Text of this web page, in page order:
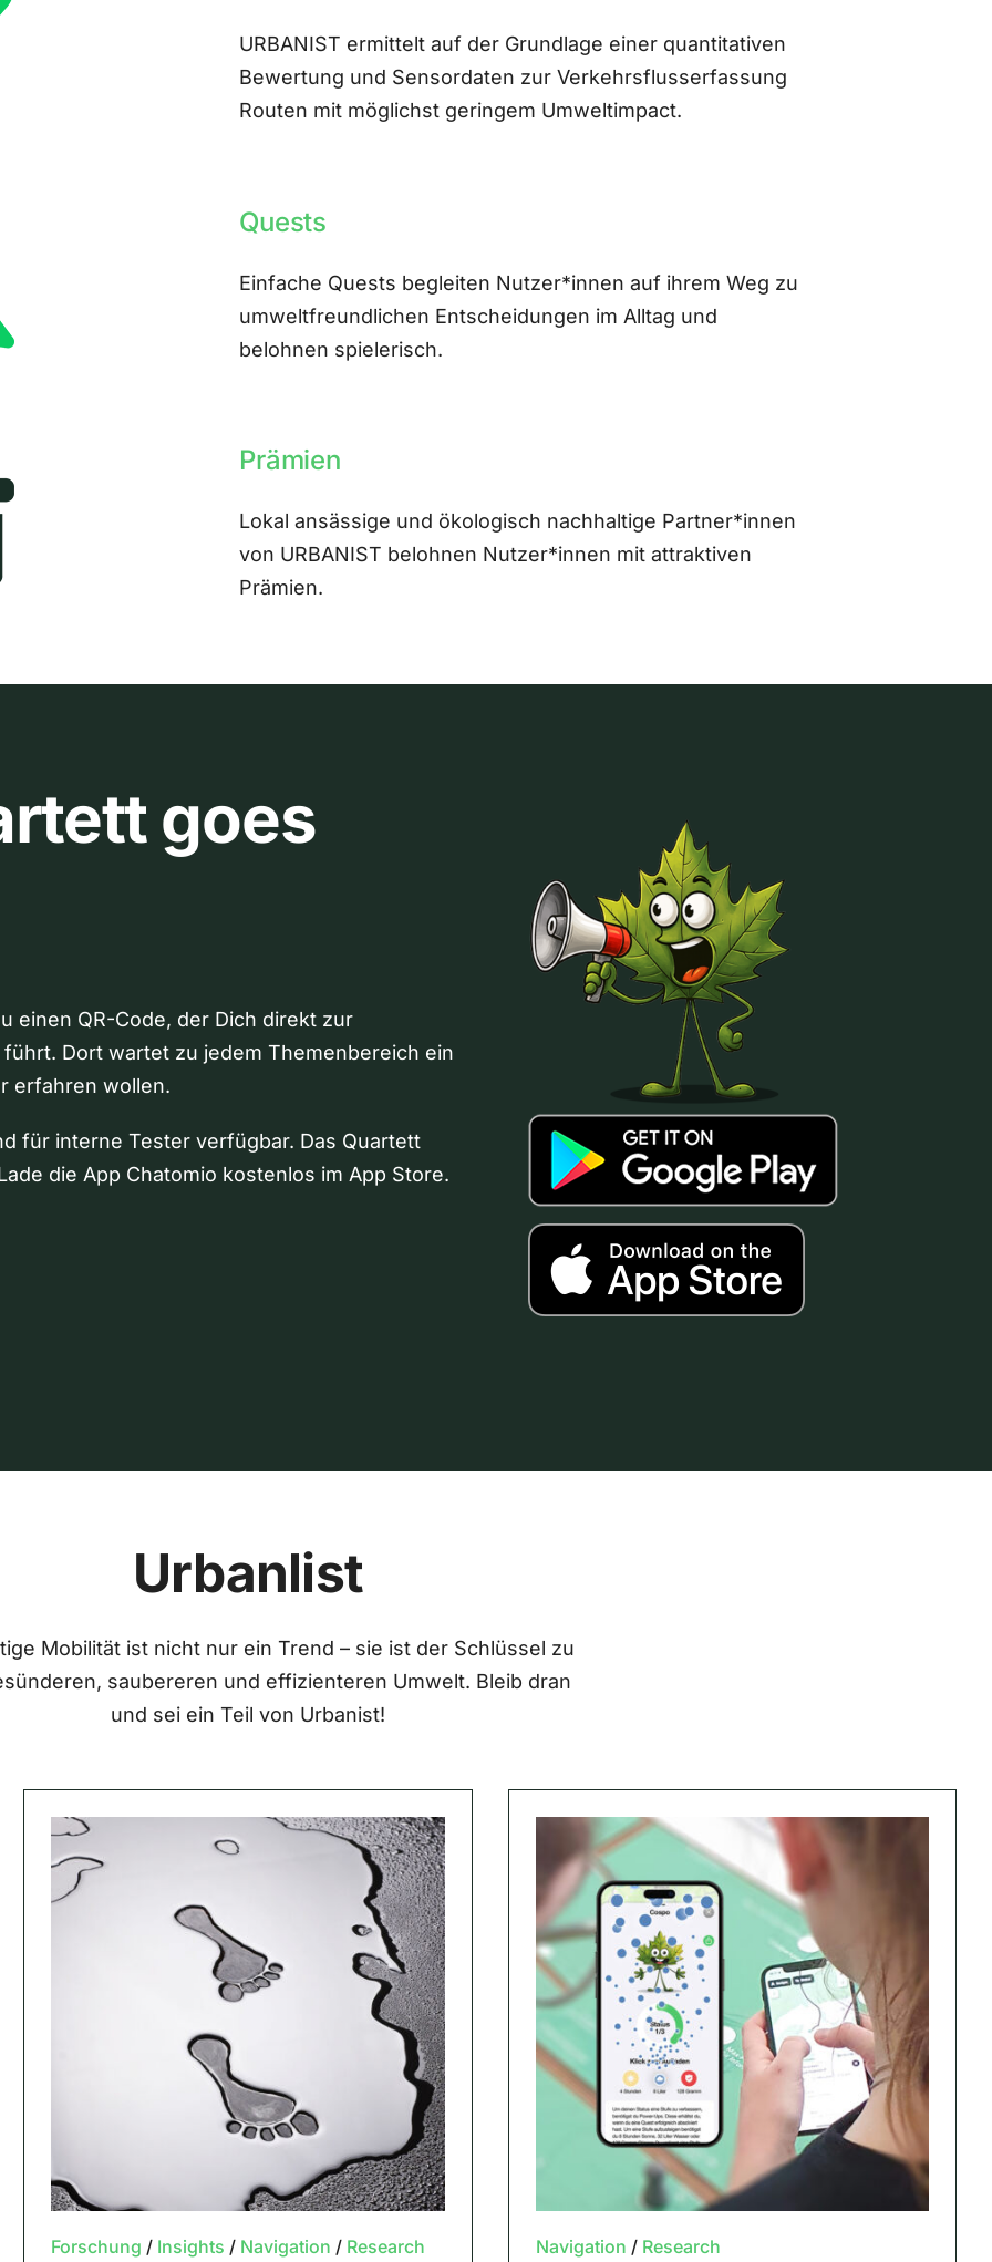
URBANIST ermittelt auf der Grundlage einer quantitativen
Bewertung und Sensordaten zur Verkehrsflusserfassung
Routen mit möglichst geringem Umweltimpact.
Quests
Einfache Quests begleiten Nutzer*innen auf ihrem Weg zu
umweltfreundlichen Entscheidungen im Alltag und
belohnen spielerisch.
Prämien
Lokal ansässige und ökologisch nachhaltige Partner*innen
von URBANIST belohnen Nutzer*innen mit attraktiven
Prämien.
goes
einen QR-Code, der Dich direkt zur
Dort wartet zu jedem Themenbereich ein
erfahren wollen.
für interne Tester verfügbar. Das Quartett
die App Chatomio kostenlos im App Store.
Urbanlist
Mobilität ist nicht nur ein Trend – sie ist der Schlüssel zu
saubereren und effizienteren Umwelt. Bleib dran
und sei ein Teil von Urbanist!
Forschung / Insights / Navigation / Research Navigation / Research